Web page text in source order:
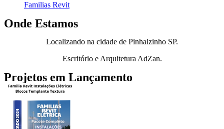
Familias Revit
Onde Estamos
Localizando na cidade de Pinhalzinho SP.
Escritório e Arquitetura AdZan.
Projetos em Lançamento